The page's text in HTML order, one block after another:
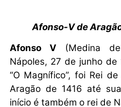
Afonso-V de
Afonso V (Medina
Nápoles, 27 de junho
“O Magnífico”, foi Rei
Aragão de 1416 até
início é também o rei de